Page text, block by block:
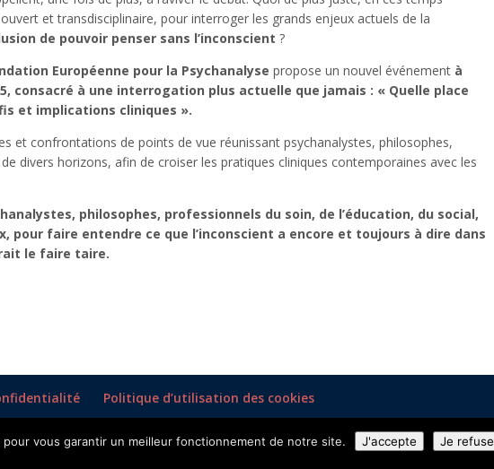
et transdisciplinaire, pour interroger les grands enjeux actuels de la
de pouvoir penser sans l’inconscient ?
Européenne pour la Psychanalyse propose un nouvel événement à
consacré à une interrogation plus actuelle que jamais : « Quelle place
et implications cliniques ».
et confrontations de points de vue réunissant psychanalystes, philosophes,
divers horizons, afin de croiser les pratiques cliniques contemporaines avec les
philosophes, professionnels du soin, de l’éducation, du social,
pour faire entendre ce que l’inconscient a encore et toujours à dire dans
le faire taire.
Politique d’utilisation des cookies
psychanalyse |
vous garantir un meilleur fonctionnement de notre site. J'accepte Je refuse